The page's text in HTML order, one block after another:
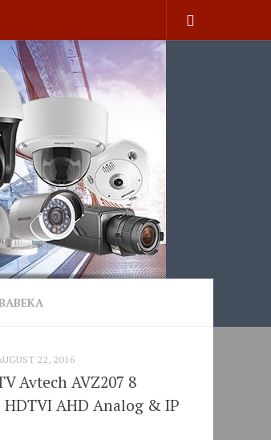
22, 2016
Avtech AVZ207 8
HDTVI AHD Analog & IP